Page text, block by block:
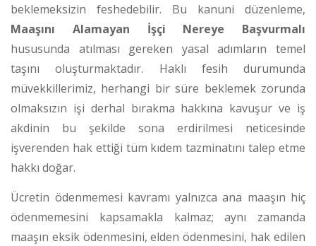
beklemeksizin feshedebilir. Bu kanuni düzenleme,
Maaşını Alamayan İşçi Nereye Başvurmalı
hususunda atılması gereken yasal adımların temel
taşını oluşturmaktadır. Haklı fesih durumunda
müvekkillerimiz, herhangi bir süre beklemek zorunda
olmaksızın işi derhal bırakma hakkına kavuşur ve iş
akdinin bu şekilde sona erdirilmesi neticesinde
işverenden hak ettiği tüm kıdem tazminatını talep etme
hakkı doğar.
Ücretin ödenmemesi kavramı yalnızca ana maaşın hiç
ödenmemesini kapsamakla kalmaz; aynı zamanda
maaşın eksik ödenmesini, elden ödenmesini, hak edilen